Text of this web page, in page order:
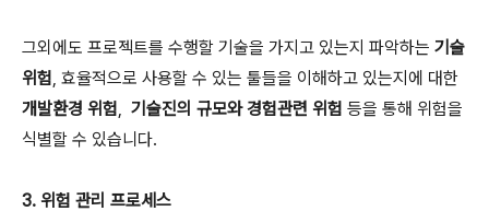
그외에도 프로젝트를 수행할 기술을 가지고 있는지 파악하는 기술
위험, 효율적으로 사용할 수 있는 툴들을 이해하고 있는지에 대한
개발환경 위험, 기술진의 규모와 경험관련 위험 등을 통해 위험을
식별할 수 있습니다.
3. 위험 관리 프로세스